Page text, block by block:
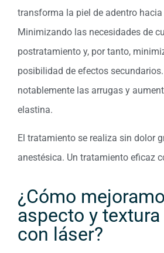
transforma la piel de adentro
Minimizando las necesidades de
postratamiento y, por tanto,
posibilidad de efectos
notablemente las arrugas y
elastina.
El tratamiento se realiza sin dolor
anestésica. Un tratamiento eficaz
¿Cómo
aspecto y
con láser?